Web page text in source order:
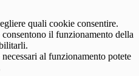
quali cookie consentire.
il funzionamento della
al funzionamento potete